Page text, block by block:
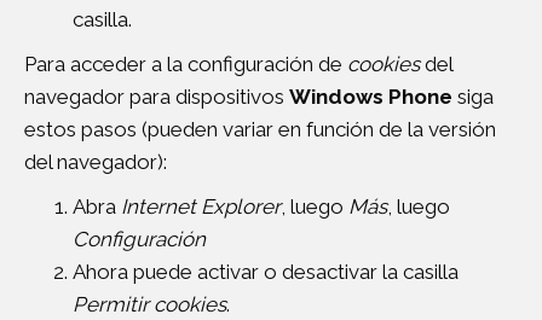
casilla.
Para acceder a la configuración de cookiesdel
navegador para dispositivos Windows Phone siga
estos pasos (pueden variar en función de la versión
del navegador):
Abra Internet Explorer, luego Más, luego
Configuración
Ahora puede activar o desactivar la casilla
Permitir cookies.